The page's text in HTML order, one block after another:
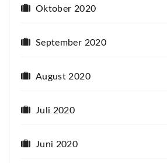
Oktober 2020
September 2020
August 2020
Juli 2020
Juni 2020